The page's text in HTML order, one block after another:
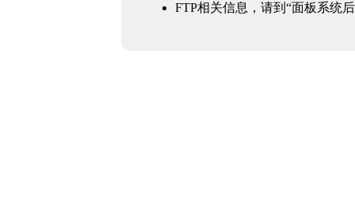
FTP相关信息，请到“面板系统